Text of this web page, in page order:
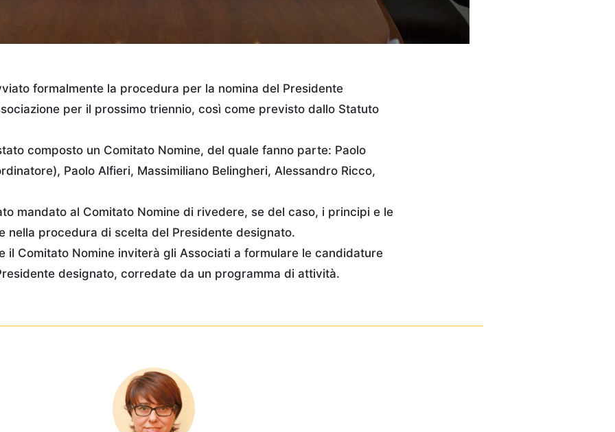
formalmente la procedura per la nomina del Presidente
per il prossimo triennio, così come previsto dallo Statuto
composto un Comitato Nomine, del quale fanno parte: Paolo
Paolo Alfieri, Massimiliano Belingheri, Alessandro Ricco,
mandato al Comitato Nomine di rivedere, se del caso, i principi e le
nella procedura di scelta del Presidente designato.
il Comitato Nomine inviterà gli Associati a formulare le candidature
designato, corredate da un programma di attività.